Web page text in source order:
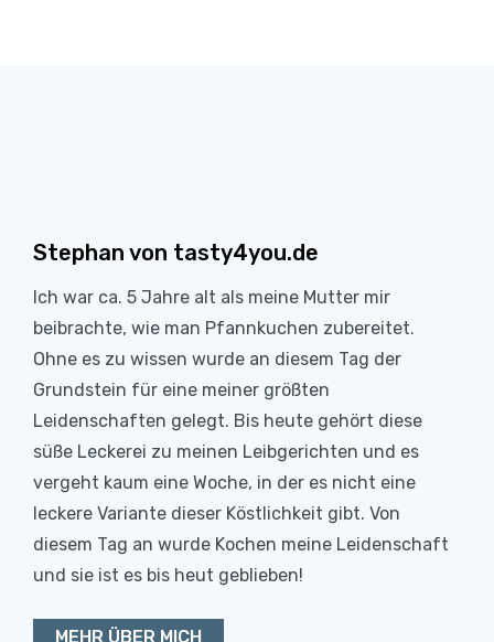
Stephan von tasty4you.de
Ich war ca. 5 Jahre alt als meine Mutter mir
beibrachte, wie man Pfannkuchen zubereitet.
Ohne es zu wissen wurde an diesem Tag der
Grundstein für eine meiner größten
Leidenschaften gelegt. Bis heute gehört diese
süße Leckerei zu meinen Leibgerichten und es
vergeht kaum eine Woche, in der es nicht eine
leckere Variante dieser Köstlichkeit gibt. Von
diesem Tag an wurde Kochen meine Leidenschaft
und sie ist es bis heut geblieben!
MEHR ÜBER MICH